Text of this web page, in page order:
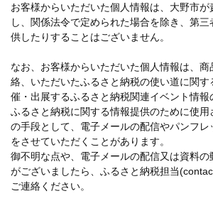
お客様からいただいた個人情報は、大野市が
し、関係法令で定められた場合を除き、第
供したりすることはございません。
なお、お客様からいただいた個人情報は、商
絡、いただいたふるさと納税の使い道に関す
催・出展するふるさと納税関連イベント情
ふるさと納税に関する情報提供のために使用
の手段として、電子メールの配信やパンフレ
をさせていただくことがあります。
御不明な点や、電子メールの配信又は資料の
がございましたら、ふるさと納税担当
ご連絡ください。